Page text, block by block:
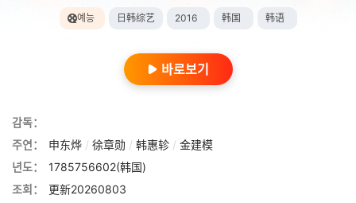
예능 日韩综艺 2016 韩国 韩语
바로보기
감독：
주연：
申东烨 / 徐章勋 / 韩惠轸 / 金建模
년도：
1785756602(韩国)
조회：
更新20260803